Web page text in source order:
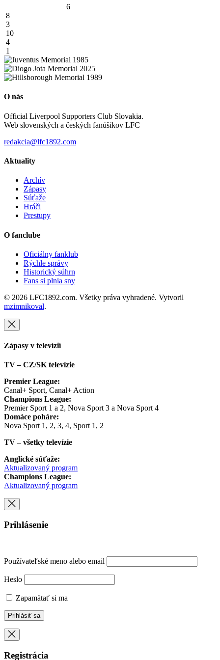
6
8
3
10
4
1
O nás
Official Liverpool Supporters Club Slovakia.
Web slovenských a českých fanúšikov LFC
redakcia@lfc1892.com
Aktuality
Archív
Zápasy
Súťaže
Hráči
Prestupy
O fanclube
Oficiálny fanklub
Rýchle správy
Historický súhrn
Fans si plnia sny
© 2026 LFC1892.com. Všetky práva vyhradené. Vytvoril
mzimnikoval.
Zápasy v televízií
TV – CZ/SK televízie
Premier League:
Canal+ Sport, Canal+ Action
Champions League:
Premier Sport 1 a 2, Nova Sport 3 a Nova Sport 4
Domáce poháre:
Nova Sport 1, 2, 3, 4, Sport 1, 2
TV – všetky televízie
Anglické súťaže:
Aktualizovaný program
Champions League:
Aktualizovaný program
Prihlásenie
Používateľské meno alebo email
Heslo
Zapamätať si ma
Registrácia